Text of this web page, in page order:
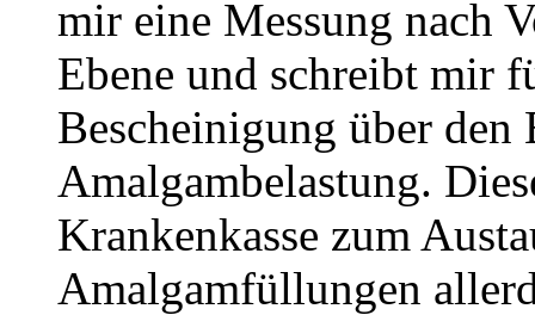
mir eine Messung nach
Ebene und schreibt mir
Bescheinigung über den
Amalgambelastung.
Krankenkasse zum
Amalgamfüllungen